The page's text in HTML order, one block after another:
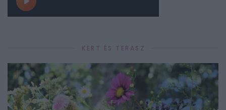
KERT ÉS TERASZ